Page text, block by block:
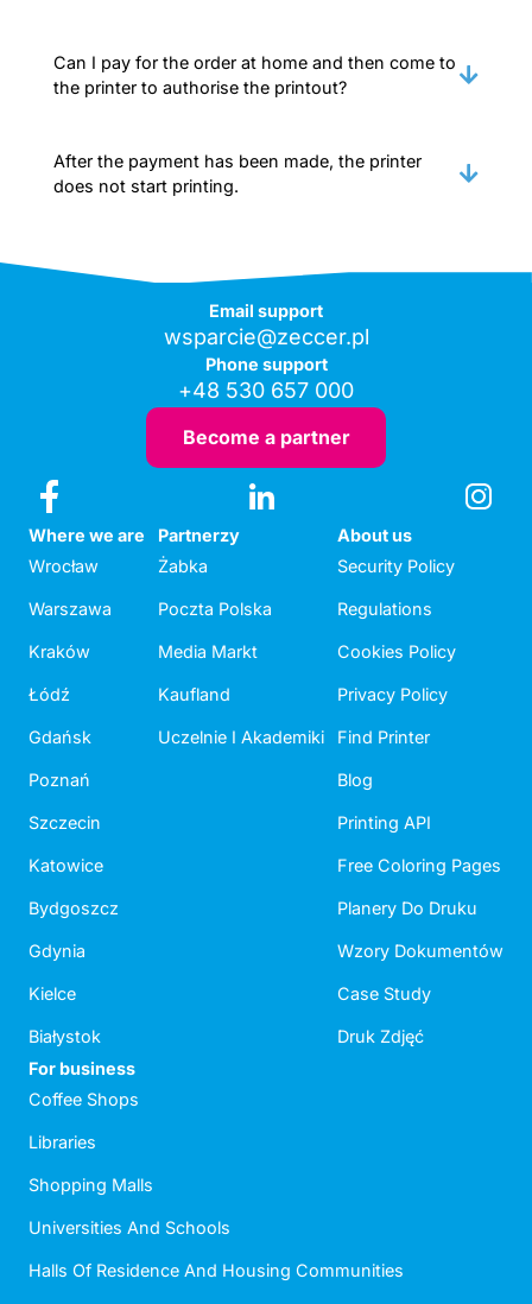
Can I pay for the order at home and then come to
the printer to authorise the printout?
After the payment has been made, the printer
does not start printing.
Email support
wsparcie@zeccer.pl
Phone support
+48 530 657 000
Become a partner
Where we are
Wrocław
Warszawa
Kraków
Łódź
Gdańsk
Poznań
Szczecin
Katowice
Bydgoszcz
Gdynia
Kielce
Białystok
Partnerzy
Żabka
Poczta Polska
Media Markt
Kaufland
Uczelnie I Akademiki
About us
Security Policy
Regulations
Cookies Policy
Privacy Policy
Find Printer
Blog
Printing API
Free Coloring Pages
Planery Do Druku
Wzory Dokumentów
Case Study
Druk Zdjęć
For business
Coffee Shops
Libraries
Shopping Malls
Universities And Schools
Halls Of Residence And Housing Communities